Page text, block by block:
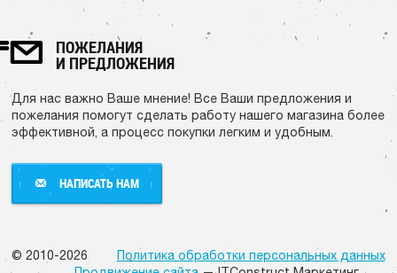
ПОЖЕЛАНИЯ
И ПРЕДЛОЖЕНИЯ
Для нас важно Ваше мнение! Все Ваши предложения и
пожелания помогут сделать работу нашего магазина более
эффективной, а процесс покупки легким и удобным.
НАПИСАТЬ НАМ
Политика обработки персональных данных
© 2010-2026